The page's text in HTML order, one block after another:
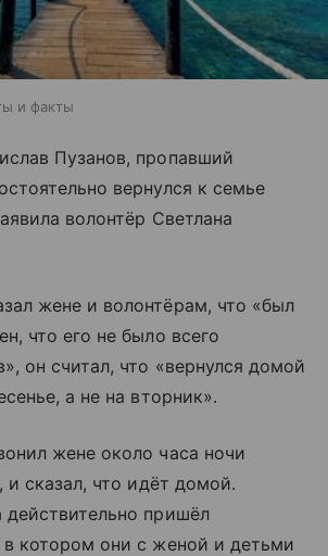
и факты
Пузанов, пропавший
вернулся к семье
волонтёр Светлана
жене и волонтёрам, что «был
что его не было всего
он считал, что «вернулся домой
а не на вторник».
жене около часа ночи
и сказал, что идёт домой.
действительно пришёл
котором они с женой и детьми